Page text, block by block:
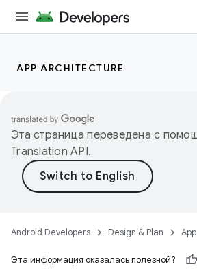
APP ARCHITECTURE
Эта страница переведена с
Translation API.
Android Developers Design & Plan
Эта информация оказалась полезной?